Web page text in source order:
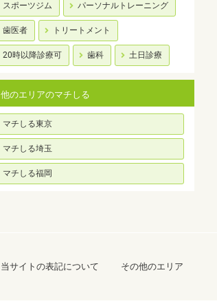
スポーツジム パーソナルトレーニング
歯医者 トリートメント
20時以降診療可 歯科 土日診療
他のエリアのマチしる
マチしる東京
マチしる埼玉
マチしる福岡
当サイトの表記について その他のエリア